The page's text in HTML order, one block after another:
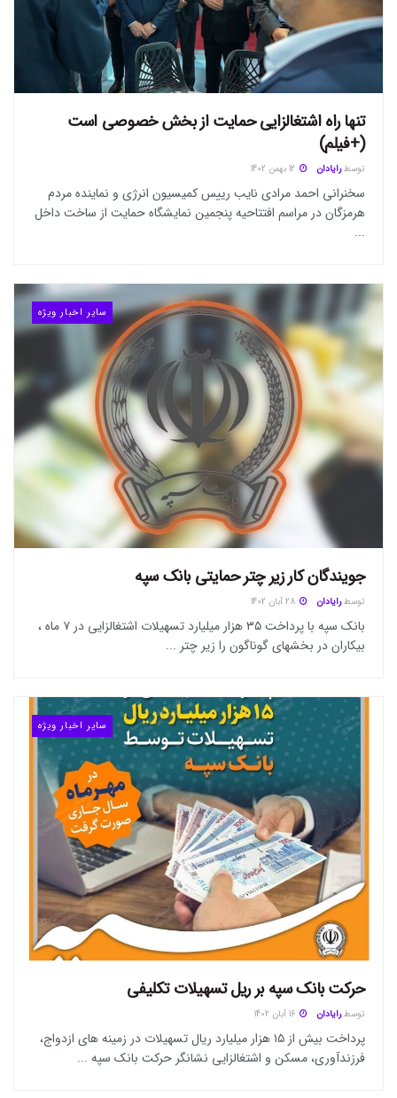
تنها راه اشتغالزایی حمایت از بخش خصوصی است
(+فیلم)
توسط رایادان
سخنرانی احمد مرادی نایب رییس کمیسیون انرژی و نماینده مردم
هرمزگان در مراسم افتتاحیه پنجمین نمایشگاه حمایت از ساخت داخل
...
سایر اخبار ویژه
جویندگان کار زیر چتر حمایتی بانک سپه
توسط رایادان
بانک سپه با پرداخت ۳۵ هزار میلیارد تسهیلات اشتغالزایی در ۷ ماه ،
بیکاران در بخشهای گوناگون را زیر چتر ...
سایر اخبار ویژه
حرکت بانک سپه بر ریل تسهیلات تکلیفی
توسط رایادان
پرداخت بیش از ۱۵ هزار میلیارد ریال تسهیلات در زمینه های ازدواج،
فرزندآوری، مسکن و اشتغالزایی نشانگر حرکت بانک سپه ...